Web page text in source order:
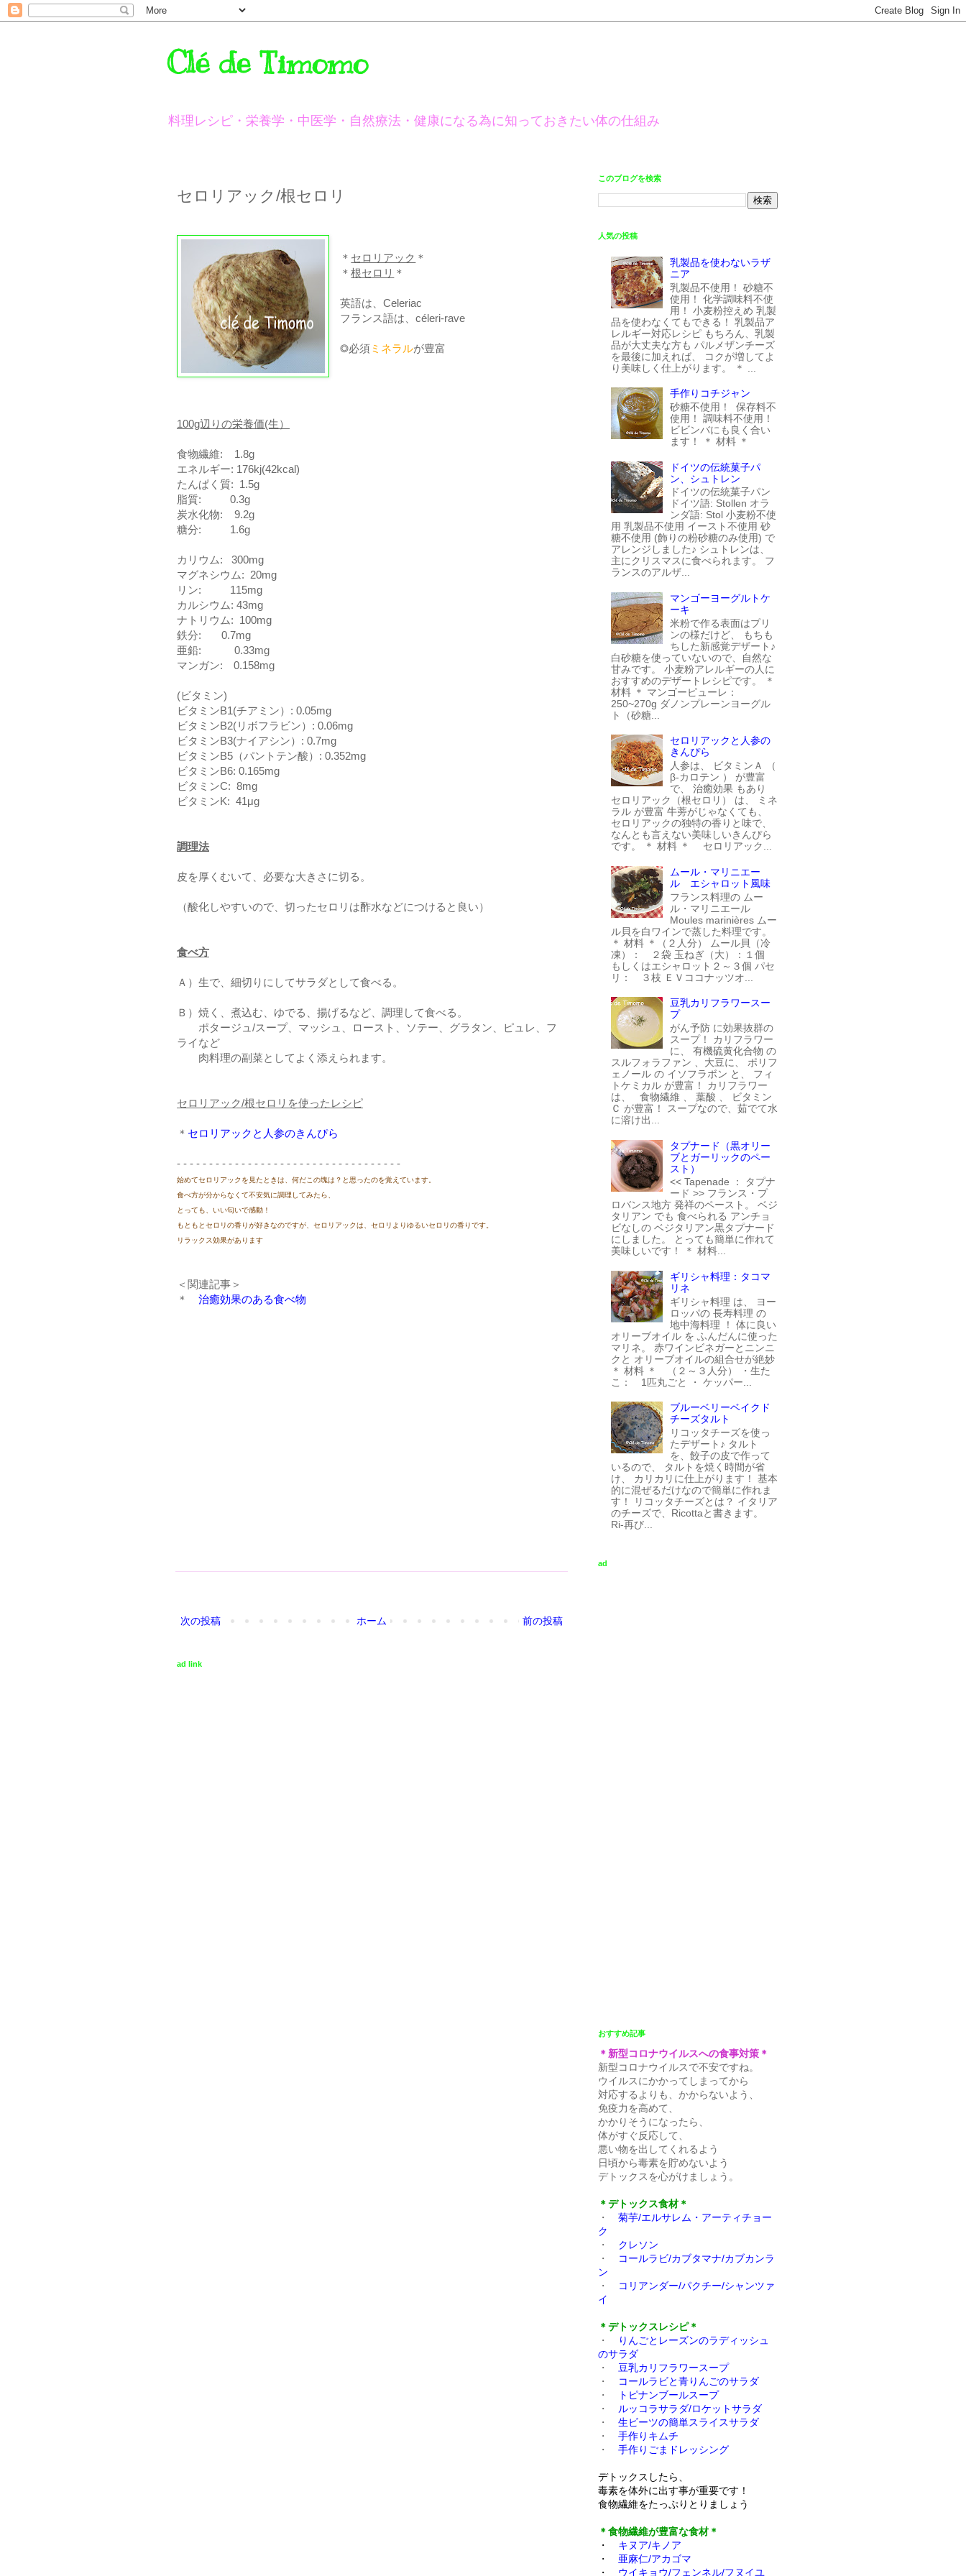
Clé de Timomo
料理レシピ・栄養学・中医学・自然療法・健康になる為に知っておきたい体の仕組み
セロリアック/根セロリ
＊ セロリアック ＊
＊根セロリ ＊
英語は、Celeriac
フランス語は、céleri-rave
◎必須ミネラルが豊富
100g辺りの栄養価(生）
食物繊維: 1.8g
エネルギー: 176kj(42kcal)
たんぱく質: 1.5g
脂質: 0.3g
炭水化物: 9.2g
糖分: 1.6g
カリウム: 300mg
マグネシウム: 20mg
リン: 115mg
カルシウム: 43mg
ナトリウム: 100mg
鉄分: 0.7mg
亜鉛: 0.33mg
マンガン: 0.158mg
(ビタミン)
ビタミンB1(チアミン）: 0.05mg
ビタミンB2(リボフラビン）: 0.06mg
ビタミンB3(ナイアシン）: 0.7mg
ビタミンB5（パントテン酸）: 0.352mg
ビタミンB6: 0.165mg
ビタミンC: 8mg
ビタミンK: 41μg
調理法
皮を厚くむいて、必要な大きさに切る。
（酸化しやすいので、切ったセロリは酢水などにつけると良い）
食べ方
Ａ）生で、細切りにしてサラダとして食べる。
Ｂ）焼く、煮込む、ゆでる、揚げるなど、調理して食べる。
ポタージュ/スープ、マッシュ、ロースト、ソテー、グラタン、ピュレ、フ
ライなど
肉料理の副菜としてよく添えられます。
セロリアック/根セロリを使ったレシピ
＊ セロリアックと人参のきんぴら
- - - - - - - - - - - - - - - - - - - - - - - - - - - - - - - - - - -
始めてセロリアックを見たときは、何だこの塊は？と思ったのを覚えています。
食べ方が分からなくて不安気に調理してみたら、
とっても、いい匂いで感動！
もともとセロリの香りが好きなのですが、セロリアックは、セロリよりゆるいセロリの香りです。
リラックス効果があります
＜関連記事＞
＊ 治癒効果のある食べ物
次の投稿 前の投稿
ホーム
ad link
このブログを検索
人気の投稿
乳製品を使わないラザ
ニア
乳製品不使用！ 砂糖不
使用！ 化学調味料不使
用！ 小麦粉控えめ 乳製
品を使わなくてもできる！ 乳製品ア
レルギー対応レシピ もちろん、乳製
品が大丈夫な方も パルメザンチーズ
を最後に加えれば、 コクが増してよ
り美味しく仕上がります。 ＊ ...
手作りコチジャン
砂糖不使用！ 保存料不
使用！ 調味料不使用！
ビビンバにも良く合い
ます！ ＊ 材料 ＊
ドイツの伝統菓子パ
ン、シュトレン
ドイツの伝統菓子パン
ドイツ語: Stollen オラ
ンダ語: Stol 小麦粉不使
用 乳製品不使用 イースト不使用 砂
糖不使用 (飾りの粉砂糖のみ使用) で
アレンジしました♪ シュトレンは、
主にクリスマスに食べられます。 フ
ランスのアルザ...
マンゴーヨーグルトケ
ーキ
米粉で作る表面はプリ
ンの様だけど、 もちも
ちした新感覚デザート♪
白砂糖を使っていないので、自然な
甘みです。 小麦粉アレルギーの人に
おすすめのデザートレシピです。 ＊
材料 ＊ マンゴーピューレ：
250~270g ダノンプレーンヨーグル
ト（砂糖...
セロリアックと人参の
きんぴら
人参は、 ビタミンＡ （
β-カロテン ） が豊富
で、 治癒効果 もあり
セロリアック（根セロリ） は、 ミネ
ラル が豊富 牛蒡がじゃなくても、
セロリアックの独特の香りと味で、
なんとも言えない美味しいきんぴら
です。 ＊ 材料 ＊ セロリアック...
ムール・マリニエー
ル エシャロット風味
フランス料理の ムー
ル・マリニエール
Moules marinières ムー
ル貝を白ワインで蒸した料理です。
＊ 材料 ＊（２人分） ムール貝（冷
凍）： ２袋 玉ねぎ（大）：１個
もしくはエシャロット２～３個 パセ
リ： ３枝 ＥＶココナッツオ...
豆乳カリフラワースー
プ
がん予防 に効果抜群の
スープ！ カリフラワー
に、 有機硫黄化合物 の
スルフォラファン 、大豆に、 ポリフ
ェノール の イソフラボン と、 フィ
トケミカル が豊富！ カリフラワー
は、 食物繊維 、 葉酸 、 ビタミン
Ｃ が豊富！ スープなので、茹でて水
に溶け出...
タプナード（黒オリー
ブとガーリックのペー
スト）
<< Tapenade ： タプナ
ード >> フランス・プ
ロバンス地方 発祥のペースト。 ベジ
タリアン でも 食べられる アンチョ
ビなしの ベジタリアン黒タプナード
にしました。 とっても簡単に作れて
美味しいです！ ＊ 材料...
ギリシャ料理：タコマ
リネ
ギリシャ料理 は、 ヨー
ロッパの 長寿料理 の
地中海料理 ！ 体に良い
オリーブオイル を ふんだんに使った
マリネ。 赤ワインビネガーとニンニ
クと オリーブオイルの組合せが絶妙
＊ 材料 ＊ （２～３人分） ・生た
こ： 1匹丸ごと ・ ケッパー...
ブルーベリーベイクド
チーズタルト
リコッタチーズを使っ
たデザート♪ タルト
を、餃子の皮で作って
いるので、 タルトを焼く時間が省
け、 カリカリに仕上がります！ 基本
的に混ぜるだけなので簡単に作れま
す！ リコッタチーズとは？ イタリア
のチーズで、Ricottaと書きます。
Ri-再び...
ad
おすすめ記事
＊新型コロナウイルスへの食事対策＊
新型コロナウイルスで不安ですね。
ウイルスにかかってしまってから
対応するよりも、かからないよう、
免疫力を高めて、
かかりそうになったら、
体がすぐ反応して、
悪い物を出してくれるよう
日頃から毒素を貯めないよう
デトックスを心がけましょう。
＊デトックス食材＊
・ 菊芋/エルサレム・アーティチョー
ク
・ クレソン
・
コールラビ/カブタマナ/カブカンラ
ン
・
コリアンダー/パクチー/シャンツァ
イ
＊デトックスレシピ＊
・
りんごとレーズンのラディッシュ
のサラダ
・ 豆乳カリフラワースープ
・
コールラビと青りんごのサラダ
・
トピナンブールスープ
・
ルッコラサラダ/ロケットサラダ
・ 生ビーツの簡単スライスサラダ
・ 手作りキムチ
・ 手作りごまドレッシング
デトックスしたら、
毒素を体外に出す事が重要です！
食物繊維をたっぷりとりましょう
＊食物繊維が豊富な食材＊
・ キヌア/キノア
・ 亜麻仁/アカゴマ
・ ウイキョウ/フェンネル/フヌイユ